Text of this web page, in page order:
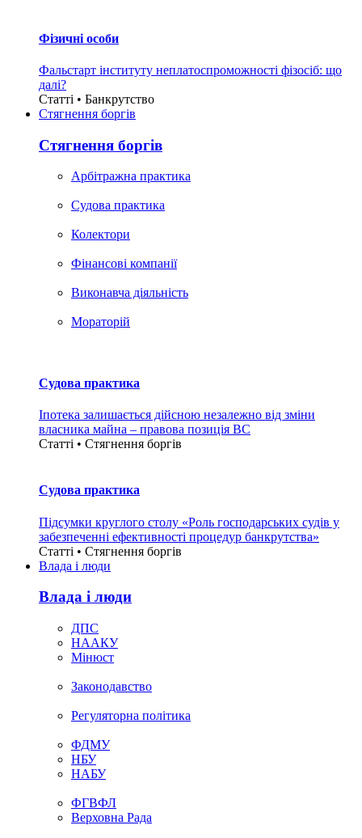
Фізичні особи
Фальстарт інституту неплатоспроможності фізосіб: що
далі?
Статті • Банкрутство
Стягнення боргiв
Стягнення боргiв
Арбітражна практика
Судова практика
Колектори
Фінансові компанії
Виконавча діяльність
Мораторій
Судова практика
Іпотека залишається дійсною незалежно від зміни
власника майна – правова позиція ВС
Статті • Стягнення боргiв
Судова практика
Підсумки круглого столу «Роль господарських судів у
забезпеченні ефективності процедур банкрутства»
Статті • Стягнення боргiв
Влада i люди
Влада i люди
ДПС
НААКУ
Мінюст
Законодавство
Регуляторна політика
ФДМУ
НБУ
НАБУ
ФГВФЛ
Верховна Рада